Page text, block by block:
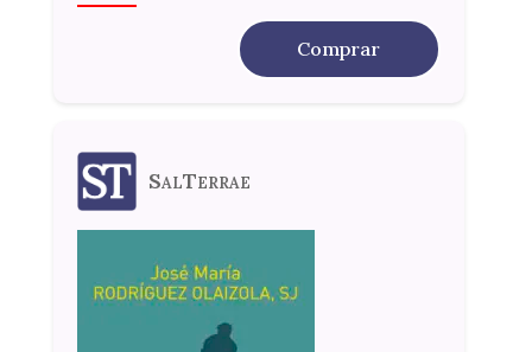
Comprar
SalTerrae